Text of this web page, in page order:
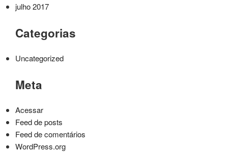
julho 2017
Categorias
Uncategorized
Meta
Acessar
Feed de posts
Feed de comentários
WordPress.org